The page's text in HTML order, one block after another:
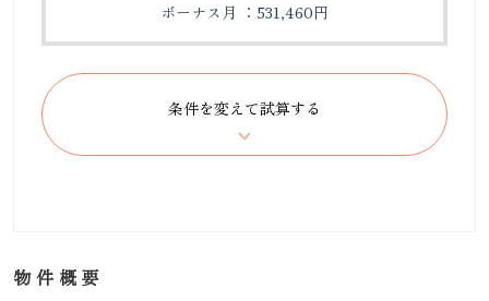
ボーナス月 ：531,460円
物件概要